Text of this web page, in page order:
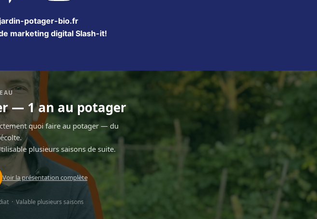
potager-bio.fr
marketing digital Slash-it!
— 1 an au potager
quoi faire au potager — du
plusieurs saisons de suite.
Voir la présentation complète
· Valable plusieurs saisons